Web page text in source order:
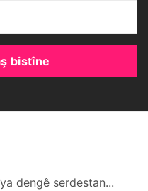
bistîne
dengê serdestan...